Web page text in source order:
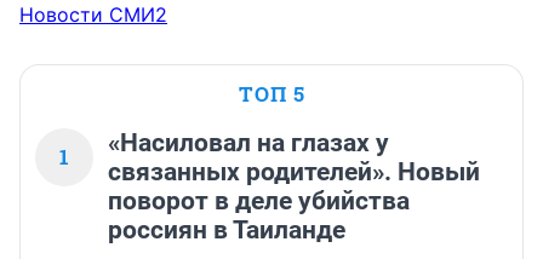
Новости СМИ2
ТОП 5
1
«Насиловал на глазах у
связанных родителей». Новый
поворот в деле убийства
россиян в Таиланде